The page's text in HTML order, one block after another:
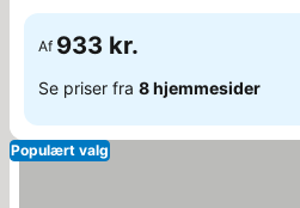
Af 933 kr.
Se priser fra 8 hjemmesider
Populært valg